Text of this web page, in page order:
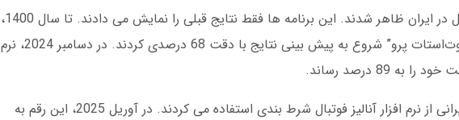
در سال 1395، اولین نرم افزارهای ساده آنالیز فوتبال در ایران ظاهر شدند. این برنامه ها فقط نتایج قبلی را نمایش می دادند. تا سال 1400،
با پیشرفت هوش مصنوعی، سیستم هایی مانند “فوت‌استات پرو” شروع به پیش بینی نتایج با دقت 68 درصدی کردند. در دسامبر 2024، نرم
درصد رساند.
نکته جالب: در سال 1398، تنها 12 درصد کاربران ایرانی از نرم افزار آنالیز فوتبال شرط بندی استفاده می کردند. در آوریل 2025، این رقم به